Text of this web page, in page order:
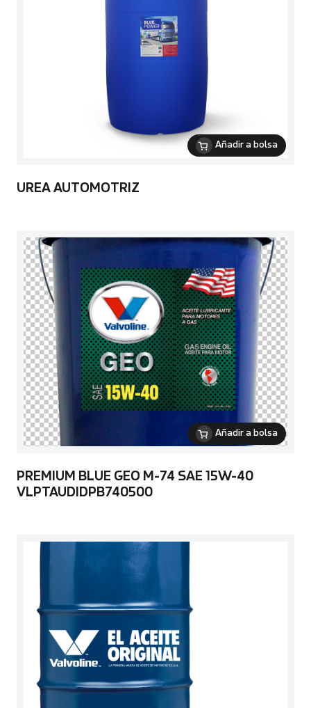
Añadir a bolsa
UREA AUTOMOTRIZ
Añadir a bolsa
PREMIUM BLUE GEO M-74 SAE 15W-40
VLPTAUDIDPB740500